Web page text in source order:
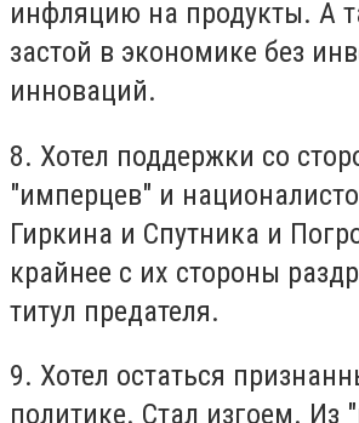
инфляцию на продукты. А
застой в экономике без
инноваций.
8. Хотел поддержки со
"имперцев" и
Гиркина и Спутника и
крайнее с их стороны
титул предателя.
9. Хотел остаться
политике. Стал изгоем. Из